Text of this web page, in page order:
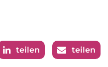
teilen teilen